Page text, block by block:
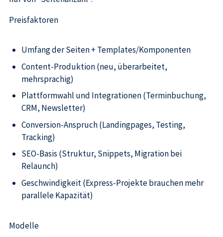
Preisfaktoren
Umfang der Seiten + Templates/Komponenten
Content-Produktion (neu, überarbeitet,
mehrsprachig)
Plattformwahl und Integrationen (Terminbuchung,
CRM, Newsletter)
Conversion-Anspruch (Landingpages, Testing,
Tracking)
SEO-Basis (Struktur, Snippets, Migration bei
Relaunch)
Geschwindigkeit (Express-Projekte brauchen mehr
parallele Kapazität)
Modelle